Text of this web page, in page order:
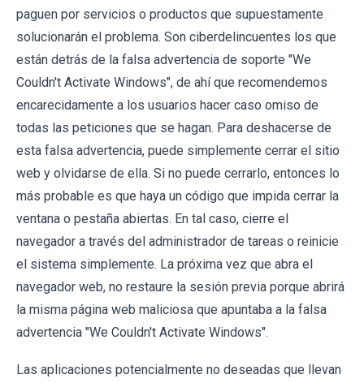
paguen por servicios o productos que supuestamente
solucionarán el problema. Son ciberdelincuentes los que
están detrás de la falsa advertencia de soporte "We
Couldn't Activate Windows", de ahí que recomendemos
encarecidamente a los usuarios hacer caso omiso de
todas las peticiones que se hagan. Para deshacerse de
esta falsa advertencia, puede simplemente cerrar el sitio
web y olvidarse de ella. Si no puede cerrarlo, entonces lo
más probable es que haya un código que impida cerrar la
ventana o pestaña abiertas. En tal caso, cierre el
navegador a través del administrador de tareas o reinicie
el sistema simplemente. La próxima vez que abra el
navegador web, no restaure la sesión previa porque abrirá
la misma página web maliciosa que apuntaba a la falsa
advertencia "We Couldn't Activate Windows".
Las aplicaciones potencialmente no deseadas que llevan